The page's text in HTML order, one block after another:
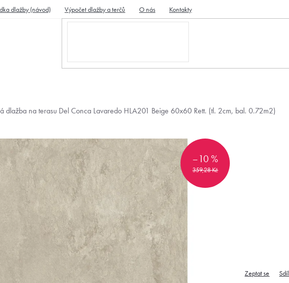
dlažby (návod) Výpočet dlažby a terčů O nás Kontakty
dlažba na terasu Del Conca Lavaredo HLA201 Beige 60x60 Rett. (tl. 2cm, bal. 0.72m2)
359,28 Kč
–10 %
Zeptat se